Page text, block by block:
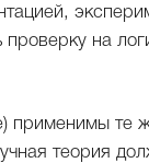
на
применимы
теория